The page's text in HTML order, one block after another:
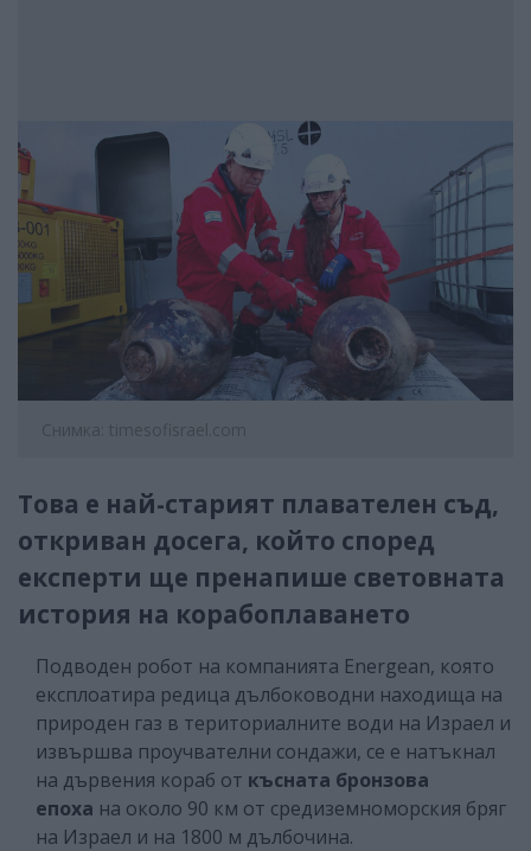
Снимка: timesofisrael.com
Това е най-старият плавателен съд,
откриван досега, който според
експерти ще пренапише световната
история на корабоплаването
Подводен робот на компанията Energean, която
експлоатира редица дълбоководни находища на
природен газ в териториалните води на Израел и
извършва проучвателни сондажи, се е натъкнал
на дървения кораб от късната бронзова
епоха на около 90 км от средиземноморския бряг
на Израел и на 1800 м дълбочина.